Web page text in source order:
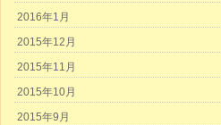
2016年1月
2015年12月
2015年11月
2015年10月
2015年9月